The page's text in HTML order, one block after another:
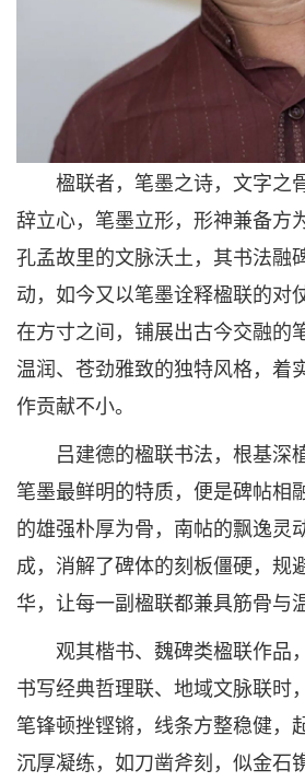
楹联者，笔墨之诗，文字之
辞立心，笔墨立形，形神兼备方
孔孟故里的文脉沃土，其书法融
动，如今又以笔墨诠释楹联的对
在方寸之间，铺展出古今交融的
温润、苍劲雅致的独特风格，着
作贡献不小。
吕建德的楹联书法，根基深
笔墨最鲜明的特质，便是碑帖相
的雄强朴厚为骨，南帖的飘逸灵
成，消解了碑体的刻板僵硬，规
华，让每一副楹联都兼具筋骨与
观其楷书、魏碑类楹联作品，
书写经典哲理联、地域文脉联时
笔锋顿挫铿锵，线条方整稳健，
沉厚凝练，如刀凿斧刻，似金石